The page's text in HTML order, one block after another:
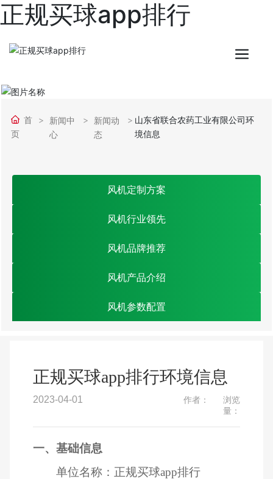
正规买球app排行
首
页
新闻中
心
新闻动
态
山东省联合农药工业有限公司环
境信息
风机定制方案
风机行业领先
风机品牌推荐
风机产品介绍
风机参数配置
正规买球app排行环境信息
2023-04-01 作者：
浏览
量：
一、基础信息
单位名称：正规买球app排行